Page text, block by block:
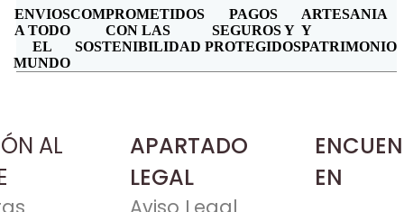
ENVIOS
A TODO
EL
MUNDO
COMPROMETIDOS
CON LAS
SOSTENIBILIDAD
PAGOS
SEGUROS Y
PROTEGIDOS
ARTESANIA
Y
PATRIMONIO
AL
APARTADO
LEGAL
EN